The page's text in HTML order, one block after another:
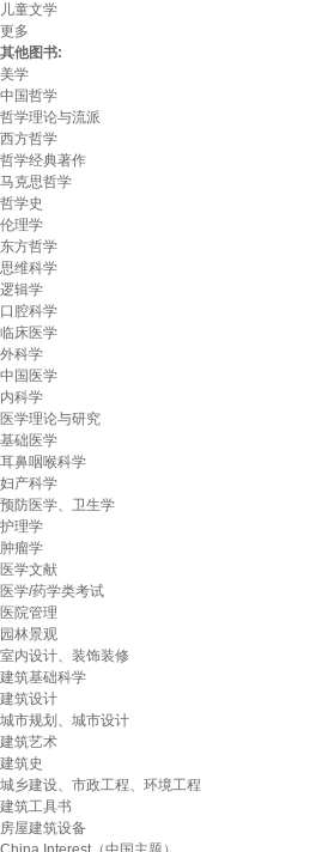
儿童文学
更多
其他图书:
美学
中国哲学
哲学理论与流派
西方哲学
哲学经典著作
马克思哲学
哲学史
伦理学
东方哲学
思维科学
逻辑学
口腔科学
临床医学
外科学
中国医学
内科学
医学理论与研究
基础医学
耳鼻咽喉科学
妇产科学
预防医学、卫生学
护理学
肿瘤学
医学文献
医学/药学类考试
医院管理
园林景观
室内设计、装饰装修
建筑基础科学
建筑设计
城市规划、城市设计
建筑艺术
建筑史
城乡建设、市政工程、环境工程
建筑工具书
房屋建筑设备